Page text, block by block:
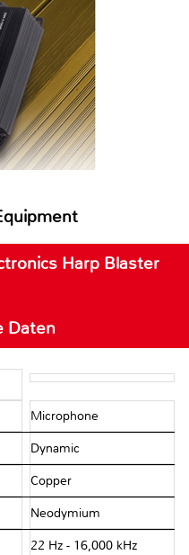
Harp Blaster
Daten
Microphone
Dynamic
Copper
Neodymium
22 Hz - 16,000 kHz